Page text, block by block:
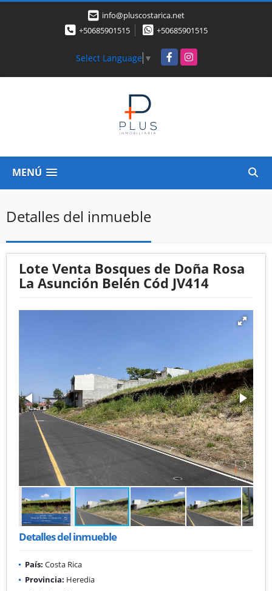
info@pluscostarica.net
+50685901515
+50685901515
Select Language ▼ FacebookInstagram
MENÚ
Detalles del inmueble
Lote Venta Bosques de Doña Rosa
La Asunción Belén Cód JV414
Detalles del inmueble
País: Costa Rica
Provincia: Heredia